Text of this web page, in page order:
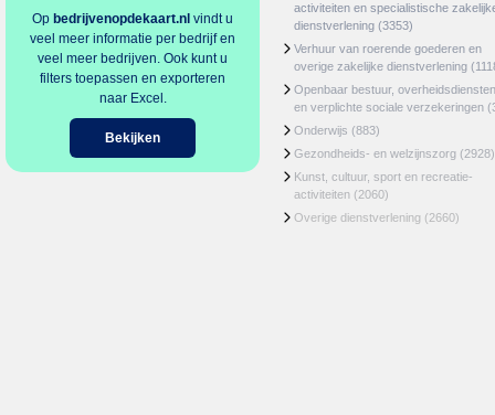
Op bedrijvenopdekaart.nl vindt u
veel meer informatie per bedrijf en
veel meer bedrijven. Ook kunt u
filters toepassen en exporteren
naar Excel.
Bekijken
activiteiten en specialistische
dienstverlening (3353)
Verhuur van roerende goederen en
overige zakelijke dienstverlening
Openbaar bestuur, overheidsdiensten
en verplichte sociale verzekeringen
Onderwijs (883)
Gezondheids- en welzijnszorg (2928)
Kunst, cultuur, sport en recreatie-
activiteiten (2060)
Overige dienstverlening (2660)